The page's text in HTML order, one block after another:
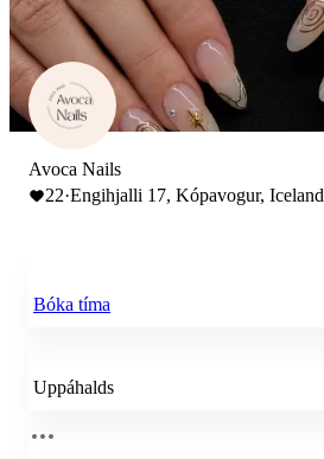
Avoca Nails
22·Engihjalli 17, Kópavogur, Iceland
Bóka tíma
Uppáhalds